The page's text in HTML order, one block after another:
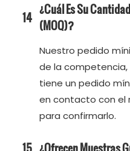
14 ¿Cuál Es Su
(MOQ)?
Nuestro pedido
de la
tiene un pedido
en contacto con el
para confirmarlo.
15 ¿Ofrecen Muestras